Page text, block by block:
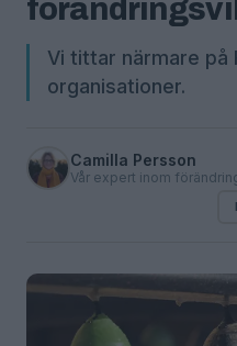
Vi tittar närmare på
organisationer.
Camilla Persson
Vår expert inom